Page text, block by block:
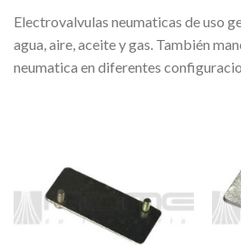
Electrovalvulas neumaticas de uso
agua, aire, aceite y gas. También
neumatica en diferentes